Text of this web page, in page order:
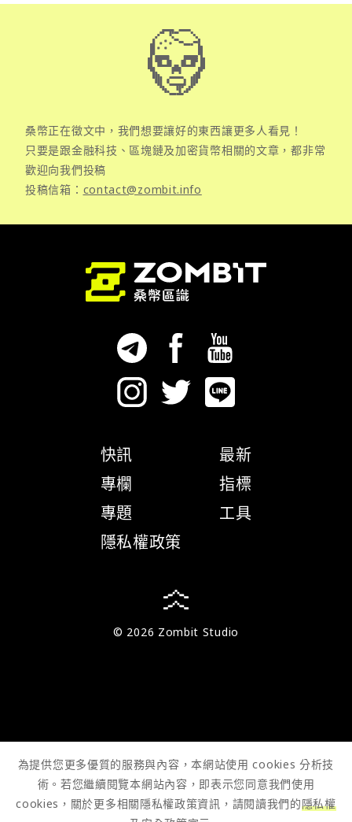
桑幣正在徵文中，我們想要讓好的東西讓更多人看見！
只要是跟金融科技、區塊鏈及加密貨幣相關的文章，都非常
歡迎向我們投稿
投稿信箱： contact@zombit.info
快訊
專欄
專題
隱私權政策
最新
指標
工具
© 2026 Zombit Studio
為提供您更多優質的服務與內容，本網站使用 cookies 分析技
術。若您繼續閱覽本網站內容，即表示您同意我們使用
cookies，關於更多相關隱私權政策資訊，請閱讀我們的隱私權